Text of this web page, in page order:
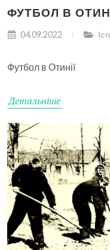
ФУТБОЛ В
04.09.2022
Футбол в Отинії
Детальніше